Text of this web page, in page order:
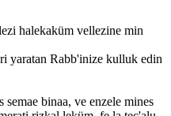
halekaküm vellezine min
yaratan Rabb'inize kulluk edin
binaa, ve enzele mines